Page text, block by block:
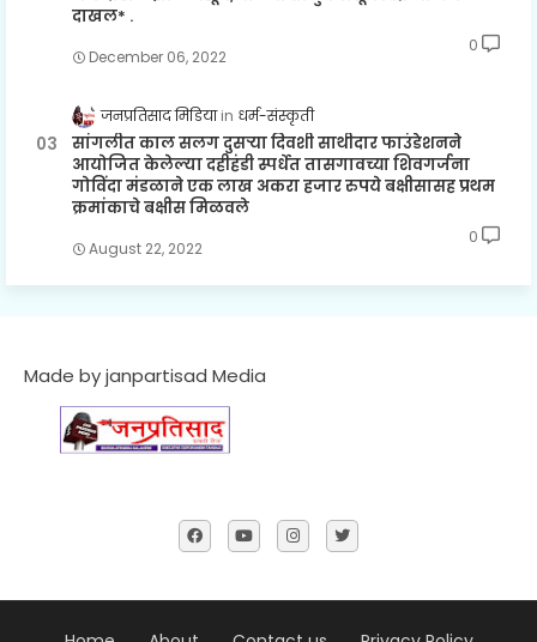
दाखल* .
December 06, 2022
0
जनप्रतिसाद मिडिया धर्म-संस्कृती
सांगलीत काल सलग दुसऱ्या दिवशी साथीदार फाउंडेशनने
आयोजित केलेल्या दहीहंडी स्पर्धेत तासगावच्या शिवगर्जना
गोविंदा मंडळाने एक लाख अकरा हजार रुपये बक्षीसासह प्रथम
क्रमांकाचे बक्षीस मिळवले
August 22, 2022
0
Made by janpartisad Media